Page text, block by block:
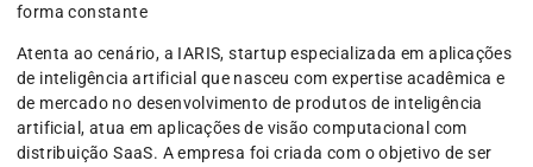
forma constante
Atenta ao cenário, a IARIS, startup especializada em aplicações
de inteligência artificial que nasceu com expertise acadêmica e
de mercado no desenvolvimento de produtos de inteligência
artificial, atua em aplicações de visão computacional com
distribuição SaaS. A empresa foi criada com o objetivo de ser